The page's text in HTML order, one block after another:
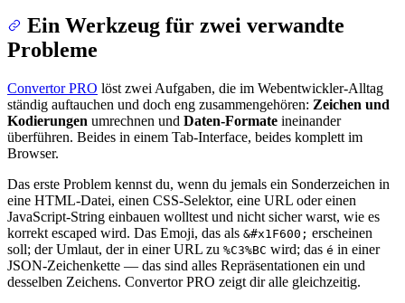
Ein Werkzeug für zwei verwandte
Probleme
Convertor PRO löst zwei Aufgaben, die im Webentwickler-Alltag
ständig auftauchen und doch eng zusammengehören: Zeichen und
Kodierungen umrechnen und Daten-Formate ineinander
überführen. Beides in einem Tab-Interface, beides komplett im
Browser.
Das erste Problem kennst du, wenn du jemals ein Sonderzeichen in
eine HTML-Datei, einen CSS-Selektor, eine URL oder einen
JavaScript-String einbauen wolltest und nicht sicher warst, wie es
korrekt escaped wird. Das Emoji, das als &#x1F600; erscheinen
soll; der Umlaut, der in einer URL zu %C3%BC wird; das é in einer
JSON-Zeichenkette — das sind alles Repräsentationen ein und
desselben Zeichens. Convertor PRO zeigt dir alle gleichzeitig.